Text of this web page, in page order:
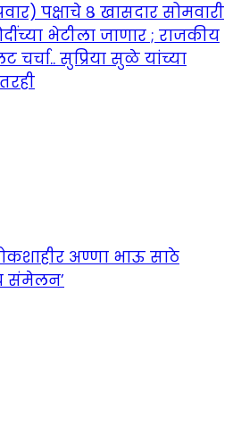
पक्षाचे ८ खासदार सोमवारी
भेटीला जाणार ; राजकीय
सुप्रिया सुळे यांच्या
अण्णा भाऊ साठे
संमेलन’